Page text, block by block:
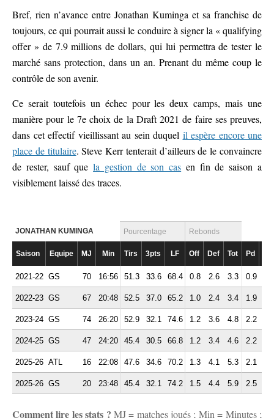
Bref, rien n’avance entre Jonathan Kuminga et sa franchise de
toujours, ce qui pourrait aussi le conduire à signer la « qualifying
offer » de 7.9 millions de dollars, qui lui permettra de tester le
marché sans protection, dans un an. Prenant du même coup le
contrôle de son avenir.
Ce serait toutefois un échec pour les deux camps, mais une
manière pour le 7e choix de la Draft 2021 de faire ses preuves,
dans cet effectif vieillissant au sein duquel il espère encore une
place de titulaire. Steve Kerr tenterait d’ailleurs de le convaincre
de rester, sauf quela gestion de son cas en fin de saison a
visiblement laissé des traces.
JONATHAN KUMINGA Pourcentage Rebonds
Saison Equipe MJ Min Tirs 3pts LF Off Def Tot Pd
2021-22 GS 70 16:56 51.3 33.6 68.4 0.8 2.6 3.3 0.9
2022-23 GS 67 20:48 52.5 37.0 65.2 1.0 2.4 3.4 1.9
2023-24 GS 74 26:20 52.9 32.1 74.6 1.2 3.6 4.8 2.2
2024-25 GS 47 24:20 45.4 30.5 66.8 1.2 3.4 4.6 2.2
2025-26 ATL 16 22:08 47.6 34.6 70.2 1.3 4.1 5.3 2.1
2025-26 GS 20 23:48 45.4 32.1 74.2 1.5 4.4 5.9 2.5
Comment lire les stats ? MJ = matches joués ; Min = Minutes ;